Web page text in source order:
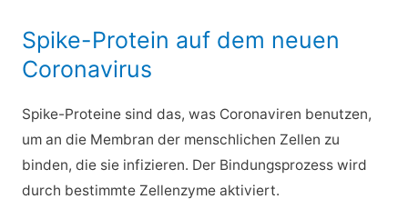
Spike-Protein auf dem neuen
Coronavirus
Spike-Proteine sind das, was Coronaviren benutzen,
um an die Membran der menschlichen Zellen zu
binden, die sie infizieren. Der Bindungsprozess wird
durch bestimmte Zellenzyme aktiviert.